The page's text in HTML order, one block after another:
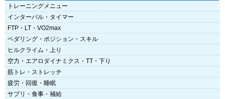
トレーニングメニュー
インターバル・タイマー
FTP・LT・VO2max
ペダリング・ポジション・スキル
ヒルクライム・上り
空力・エアロダイナミクス・TT・下り
筋トレ・ストレッチ
疲労・回復・睡眠
サプリ・食事・補給